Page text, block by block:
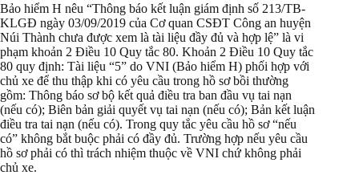
Bảo hiểm H nêu “Thông báo kết luận giám định số 213/TB-
KLGĐ ngày 03/09/2019 của Cơ quan CSĐT Công an huyện
Núi Thành chưa được xem là tài liệu đầy đủ và hợp lệ” là vi
phạm khoản 2 Điều 10 Quy tắc 80. Khoản 2 Điều 10 Quy tắc
80 quy định: Tài liệu “5” do VNI (Bảo hiểm H) phối hợp với
chủ xe để thu thập khi có yêu cầu trong hồ sơ bồi thường
gồm: Thông báo sơ bộ kết quả điều tra ban đầu vụ tai nạn
(nếu có); Biên bản giải quyết vụ tai nạn (nếu có); Bản kết luận
điều tra tai nạn (nếu có). Trong quy tắc yêu cầu hồ sơ “nếu
có” không bắt buộc phải có đầy đủ. Trường hợp nếu yêu cầu
hồ sơ phải có thì trách nhiệm thuộc về VNI chứ không phải
chủ xe.